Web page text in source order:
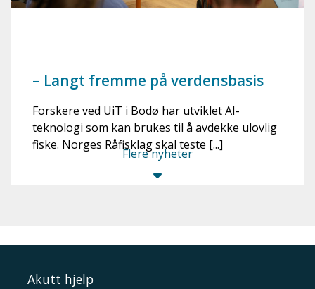
– Langt fremme på verdensbasis
Forskere ved UiT i Bodø har utviklet AI-
teknologi som kan brukes til å avdekke ulovlig
fiske. Norges Råfisklag skal teste [...]
Flere nyheter
Akutt hjelp